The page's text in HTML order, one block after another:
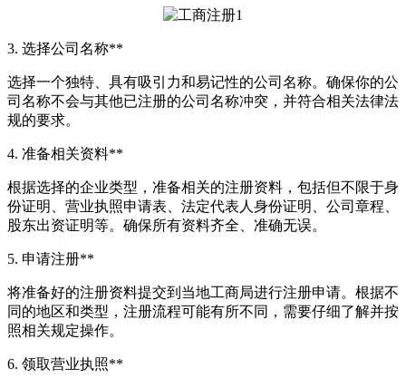
3. 选择公司名称**
选择一个独特、具有吸引力和易记性的公司名称。确保你的公
司名称不会与其他已注册的公司名称冲突，并符合相关法律法
规的要求。
4. 准备相关资料**
根据选择的企业类型，准备相关的注册资料，包括但不限于身
份证明、营业执照申请表、法定代表人身份证明、公司章程、
股东出资证明等。确保所有资料齐全、准确无误。
5. 申请注册**
将准备好的注册资料提交到当地工商局进行注册申请。根据不
同的地区和类型，注册流程可能有所不同，需要仔细了解并按
照相关规定操作。
6. 领取营业执照**